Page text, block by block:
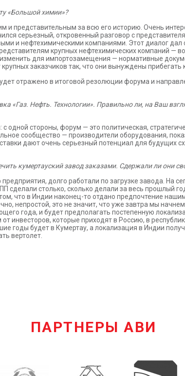
«Большой химии»?
представительным за всю его историю. Очень
серьезный, откровенный разговор с
и нефтехимическими компаниями. Этот диалог
крупных нефтехимических компаний —
для импортозамещения — нормативные
заказчиков так, что они вынуждены прибегать
отражено в итоговой резолюции форума и
«Газ. Нефть. Технологии». Правильно ли, на Ваш
одной стороны, форум — это политическая,
сообщество — производители оборудования,
дают очень серьезный потенциал для будущих
кумертауский завод заказами. Сдержали ли они
долго работали по загрузке завода. На
сделали столько, сколько делали за весь прошлый
что в Индии наконец-то отдано предпочтение
непростой, это не значит, что уже завтра мы
года, и будет предполагать постепенную
инвесторов, которые приходят в Россию, в
годы будет в Кумертау, а локализация в Индии
вертолет.
ПАРТНЕРЫ АВИ